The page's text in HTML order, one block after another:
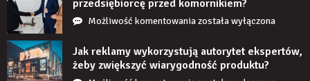
przez
czas
nie
uzupełnię
przedsiębiorcę przed komornikiem?
Możliwość komentowaniaCzy
JDG
chroni
przedsiębiorcę
została wyłączona
Jak reklamy wykorzystują autorytet ekspertów,
żeby zwiększyć wiarygodność produktu?